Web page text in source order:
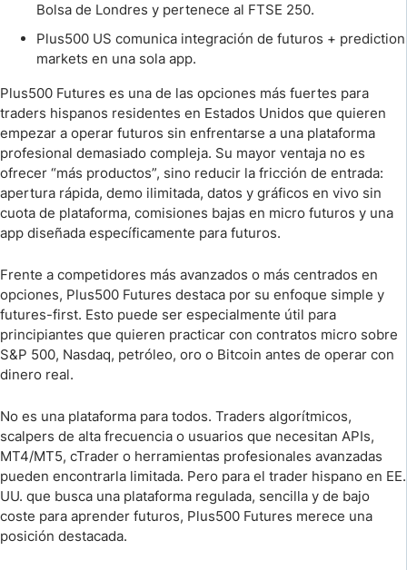
Bolsa de Londres y pertenece al FTSE 250.
Plus500 US comunica integración de futuros + prediction
markets en una sola app.
Plus500 Futures es una de las opciones más fuertes para
traders hispanos residentes en Estados Unidos que quieren
empezar a operar futuros sin enfrentarse a una plataforma
profesional demasiado compleja. Su mayor ventaja no es
ofrecer “más productos”, sino reducir la fricción de entrada:
apertura rápida, demo ilimitada, datos y gráficos en vivo sin
cuota de plataforma, comisiones bajas en micro futuros y una
app diseñada específicamente para futuros.
Frente a competidores más avanzados o más centrados en
opciones, Plus500 Futures destaca por su enfoque simple y
futures-first. Esto puede ser especialmente útil para
principiantes que quieren practicar con contratos micro sobre
S&P 500, Nasdaq, petróleo, oro o Bitcoin antes de operar con
dinero real.
No es una plataforma para todos. Traders algorítmicos,
scalpers de alta frecuencia o usuarios que necesitan APIs,
MT4/MT5, cTrader o herramientas profesionales avanzadas
pueden encontrarla limitada. Pero para el trader hispano en EE.
UU. que busca una plataforma regulada, sencilla y de bajo
coste para aprender futuros, Plus500 Futures merece una
posición destacada.